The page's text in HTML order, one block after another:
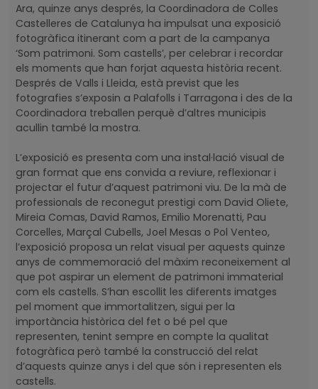
Ara, quinze anys després, la Coordinadora de Colles
Castelleres de Catalunya ha impulsat una exposició
fotogràfica itinerant com a part de la campanya
‘Som patrimoni. Som castells’, per celebrar i recordar
els moments que han forjat aquesta història recent.
Després de Valls i Lleida, està previst que les
fotografies s’exposin a Palafolls i Tarragona i des de la
Coordinadora treballen perquè d’altres municipis
acullin també la mostra.
L’exposició es presenta com una instal·lació visual de
gran format que ens convida a reviure, reflexionar i
projectar el futur d’aquest patrimoni viu. De la mà de
professionals de reconegut prestigi com David Oliete,
Mireia Comas, David Ramos, Emilio Morenatti, Pau
Corcelles, Marçal Cubells, Joel Mesas o Pol Venteo,
l’exposició proposa un relat visual per aquests quinze
anys de commemoració del màxim reconeixement al
que pot aspirar un element de patrimoni immaterial
com els castells. S’han escollit les diferents imatges
pel moment que immortalitzen, sigui per la
importància històrica del fet o bé pel que
representen, tenint sempre en compte la qualitat
fotogràfica però també la construcció del relat
d’aquests quinze anys i del que són i representen els
castells.